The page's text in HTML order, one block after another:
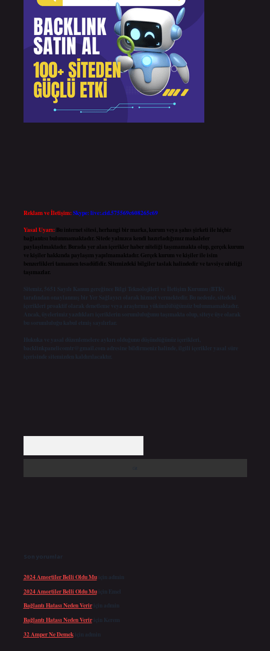
Reklam ve İletişim:Skype: live:.cid.575569c608265c69
Yasal Uyarı: Bu internet sitesi, herhangi bir marka, kurum veya şahıs şirketi ile hiçbir
bağlantısı bulunmamaktadır. Sitede yalnızca kendi hazırladığımız makaleler
paylaşılmaktadır. Burada yer alan içerikler haber niteliği taşımamakta olup, gerçek kurum
ve kişiler hakkında paylaşım yapılmamaktadır. Gerçek kurum ve kişiler ile isim
benzerlikleri tamamen tesadüfidir. Sitemizdeki bilgiler taslak halindedir ve tavsiye niteliği
taşımazlar.
Sitemiz, 5651 Sayılı Kanun gereğince Bilgi Teknolojileri ve İletişim Kurumu (BTK)
tarafından onaylanmış bir Yer Sağlayıcı olarak hizmet vermektedir. Bu nedenle, sitedeki
içerikleri proaktif olarak denetleme veya araştırma yükümlülüğümüz bulunmamaktadır.
Ancak, üyelerimiz yazdıkları içeriklerin sorumluluğunu taşımakta olup, siteye üye olarak
bu sorumluluğu kabul etmiş sayılırlar.
Hukuka ve yasal düzenlemelere aykırı olduğunu düşündüğünüz içerikleri,
backlinkpanelicomtr@gmail.com adresine bildirmeniz halinde, ilgili içerikler yasal süre
içerisinde sitemizden kaldırılacaktır.
Son yorumlar
2024 Amortiler Belli Oldu Muiçin admin
2024 Amortiler Belli Oldu Muiçin Emel
Bağlantı Hatası Neden Veririçin admin
Bağlantı Hatası Neden Veririçin Kerem
32 Amper Ne Demekiçin admin